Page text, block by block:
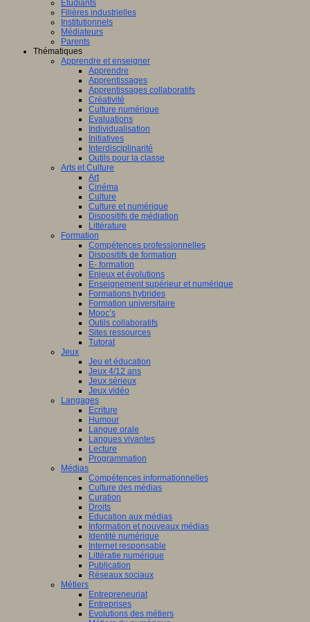
Etudiants
Filières industrielles
Institutionnels
Médiateurs
Parents
Thématiques
Apprendre et enseigner
Apprendre
Apprentissages
Apprentissages collaboratifs
Créativité
Culture numérique
Evaluations
Individualisation
Initiatives
Interdisciplinarité
Outils pour la classe
Arts et Culture
Art
Cinéma
Culture
Culture et numérique
Dispositifs de médiation
Littérature
Formation
Compétences professionnelles
Dispositifs de formation
E- formation
Enjeux et évolutions
Enseignement supérieur et numérique
Formations hybrides
Formation universitaire
Mooc’s
Outils collaboratifs
Sites ressources
Tutorat
Jeux
Jeu et éducation
Jeux 4/12 ans
Jeux sérieux
Jeux vidéo
Langages
Ecriture
Humour
Langue orale
Langues vivantes
Lecture
Programmation
Médias
Compétences informationnelles
Culture des médias
Curation
Droits
Education aux médias
Information et nouveaux médias
Identité numérique
Internet responsable
Littératie numérique
Publication
Réseaux sociaux
Métiers
Entrepreneuriat
Entreprises
Evolutions des métiers